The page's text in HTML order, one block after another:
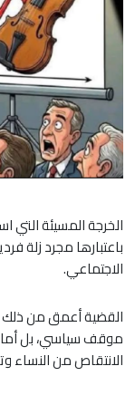
الخرجة المسيئة التي
باعتبارها مجرد زلة
الاجتماعي.
القضية أعمق من ذلك
موقف سياسي، بل
الانتقاص من النساء